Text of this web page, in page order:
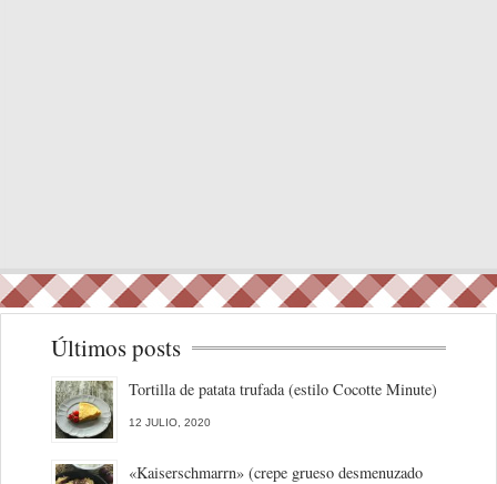
Últimos posts
Tortilla de patata trufada (estilo Cocotte Minute)
12 JULIO, 2020
«Kaiserschmarrn» (crepe grueso desmenuzado